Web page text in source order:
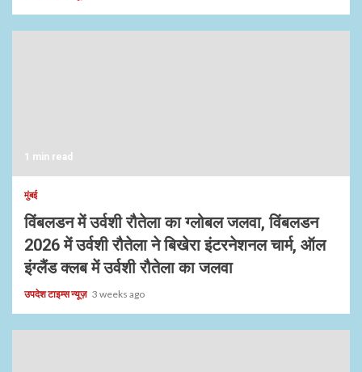
1 min read
मुंबई
विंबलडन में उर्वशी रौतेला का ग्लोबल जलवा, विंबलडन
2026 में उर्वशी रौतेला ने बिखेरा इंटरनेशनल चार्म, ऑल
इंग्लैंड क्लब में उर्वशी रौतेला का जलवा
उपदेश टाइम्स न्यूज़ 3 weeks ago